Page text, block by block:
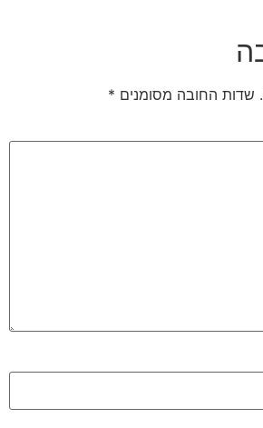
שדות החובה מסומנים *